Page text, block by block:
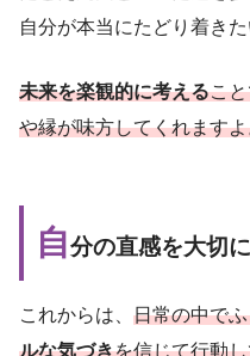
自分が本当にたどり着き
未来を楽観的に考えるこ
や縁が味方してくれます
自分の直感を大切
これからは、 日常の中で
ルな気づきを信じて行動